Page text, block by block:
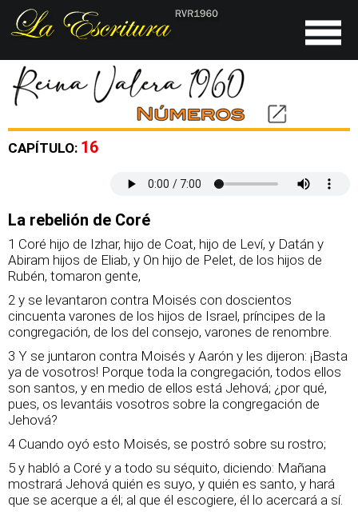
CAPÍTULO: 16
La rebelión de Coré
1 Coré hijo de Izhar, hijo de Coat, hijo de Leví, y Datán y
Abiram hijos de Eliab, y On hijo de Pelet, de los hijos de
Rubén, tomaron gente,
2 y se levantaron contra Moisés con doscientos
cincuenta varones de los hijos de Israel, príncipes de la
congregación, de los del consejo, varones de renombre.
3 Y se juntaron contra Moisés y Aarón y les dijeron: ¡Basta
ya de vosotros! Porque toda la congregación, todos ellos
son santos, y en medio de ellos está Jehová; ¿por qué,
pues, os levantáis vosotros sobre la congregación de
Jehová?
4 Cuando oyó esto Moisés, se postró sobre su rostro;
5 y habló a Coré y a todo su séquito, diciendo: Mañana
mostrará Jehová quién es suyo, y quién es santo, y hará
que se acerque a él; al que él escogiere, él lo acercará a sí.